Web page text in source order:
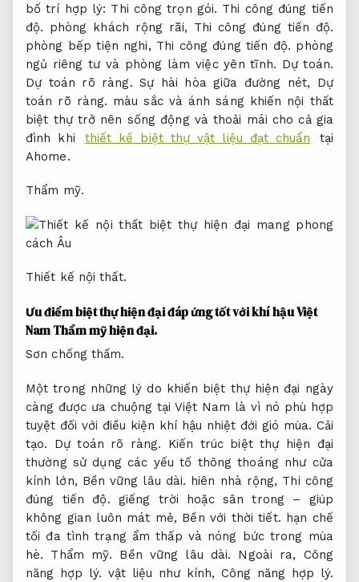
bố trí hợp lý: Thi công trọn gói. Thi công đúng tiến
độ. phòng khách rộng rãi, Thi công đúng tiến độ.
phòng bếp tiện nghi, Thi công đúng tiến độ. phòng
ngủ riêng tư và phòng làm việc yên tĩnh. Dự toán.
Dự toán rõ ràng. Sự hài hòa giữa đường nét, Dự
toán rõ ràng. màu sắc và ánh sáng khiến nội thất
biệt thự trở nên sống động và thoải mái cho cả gia
đình khi
thiết kế biệt thự vật liệu đạt chuẩn
tại
Ahome.
Thẩm mỹ.
Thiết kế nội thất.
Ưu điểm biệt thự hiện đại đáp ứng tốt với khí hậu Việt
NamThẩm mỹ hiện đại.
Sơn chống thấm.
Một trong những lý do khiến biệt thự hiện đại ngày
càng được ưa chuộng tại Việt Nam là vì nó phù hợp
tuyệt đối với điều kiện khí hậu nhiệt đới gió mùa. Cải
tạo.
Dự toán rõ ràng. Kiến trúc biệt thự hiện đại
thường sử dụng các yếu tố thông thoáng như cửa
kính lớn, Bền vững lâu dài. hiên nhà rộng, Thi công
đúng tiến độ. giếng trời hoặc sân trong – giúp
không gian luôn mát mẻ, Bền với thời tiết. hạn chế
tối đa tình trạng ẩm thấp và nóng bức trong mùa
hè. Thẩm mỹ. Bền vững lâu dài. Ngoài ra, Công
năng hợp lý. vật liệu như kính, Công năng hợp lý.